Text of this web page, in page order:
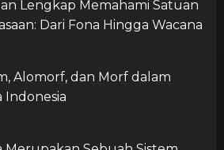
Lengkap Memahami Satuan
Dari Fona Hingga Wacana
Alomorf, dan Morf dalam
Indonesia